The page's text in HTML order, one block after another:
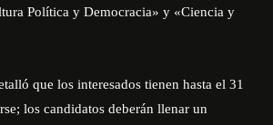
Política y Democracia» y «Ciencia y
que los interesados tienen hasta el 31
los candidatos deberán llenar un